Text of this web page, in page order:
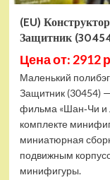
(EU)
Защитник
Цена от: 2912
Маленький
Защитник (30454)
фильма «Шан‑Чи и
комплекте
миниатюрная
подвижным
минифигуры.